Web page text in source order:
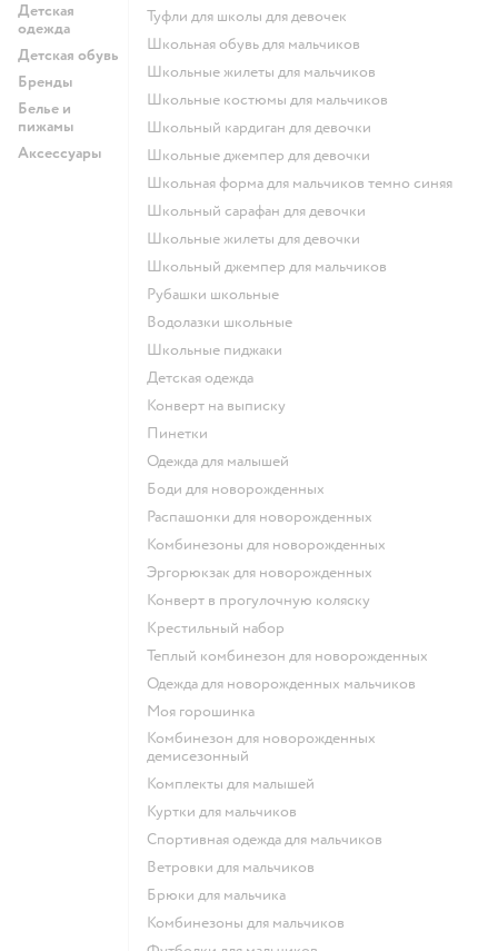
Детская
одежда
Детская обувь
Бренды
Белье и
пижамы
Аксессуары
Туфли для школы для девочек
Школьная обувь для мальчиков
Школьные жилеты для мальчиков
Школьные костюмы для мальчиков
Школьный кардиган для девочки
Школьные джемпер для девочки
Школьная форма для мальчиков темно синяя
Школьный сарафан для девочки
Школьные жилеты для девочки
Школьный джемпер для мальчиков
Рубашки школьные
Водолазки школьные
Школьные пиджаки
Детская одежда
Конверт на выписку
Пинетки
Одежда для малышей
Боди для новорожденных
Распашонки для новорожденных
Комбинезоны для новорожденных
Эргорюкзак для новорожденных
Конверт в прогулочную коляску
Крестильный набор
Теплый комбинезон для новорожденных
Одежда для новорожденных мальчиков
Моя горошинка
Комбинезон для новорожденных
демисезонный
Комплекты для малышей
Куртки для мальчиков
Спортивная одежда для мальчиков
Ветровки для мальчиков
Брюки для мальчика
Комбинезоны для мальчиков